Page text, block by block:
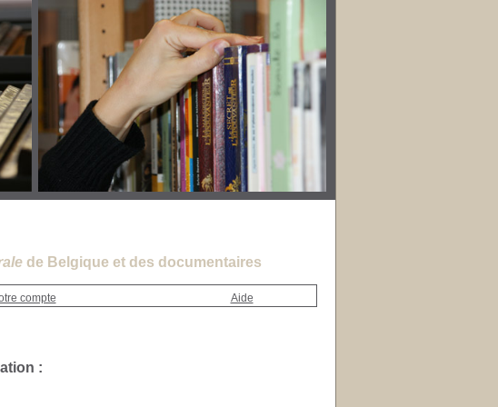
de Belgique et des documentaires
compte Aide
: